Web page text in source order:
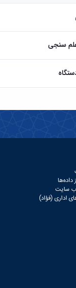
علم سنجی
داده‌ها
سایت
اداری (فؤاد)